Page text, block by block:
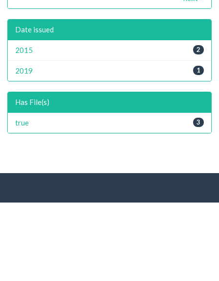
Date issued
2
2015
1
2019
Has File(s)
3
true